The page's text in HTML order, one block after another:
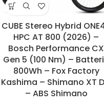
CUBE Stereo Hybrid
HPC AT 800 (2026) –
Bosch Performance CX
Gen 5 (100 Nm) –
800Wh – Fox Factory
Kashima – Shimano XT
– ABS Shimano